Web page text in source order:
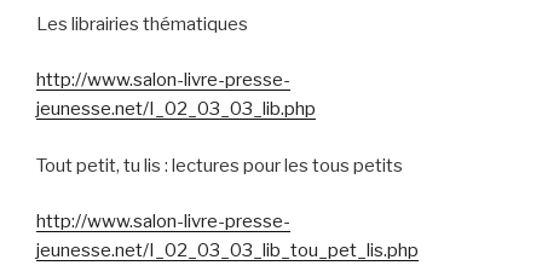
Les librairies thématiques
http://www.salon-livre-presse-
jeunesse.net/I_02_03_03_lib.php
Tout petit, tu lis : lectures pour les tous petits
http://www.salon-livre-presse-
jeunesse.net/I_02_03_03_lib_tou_pet_lis.php